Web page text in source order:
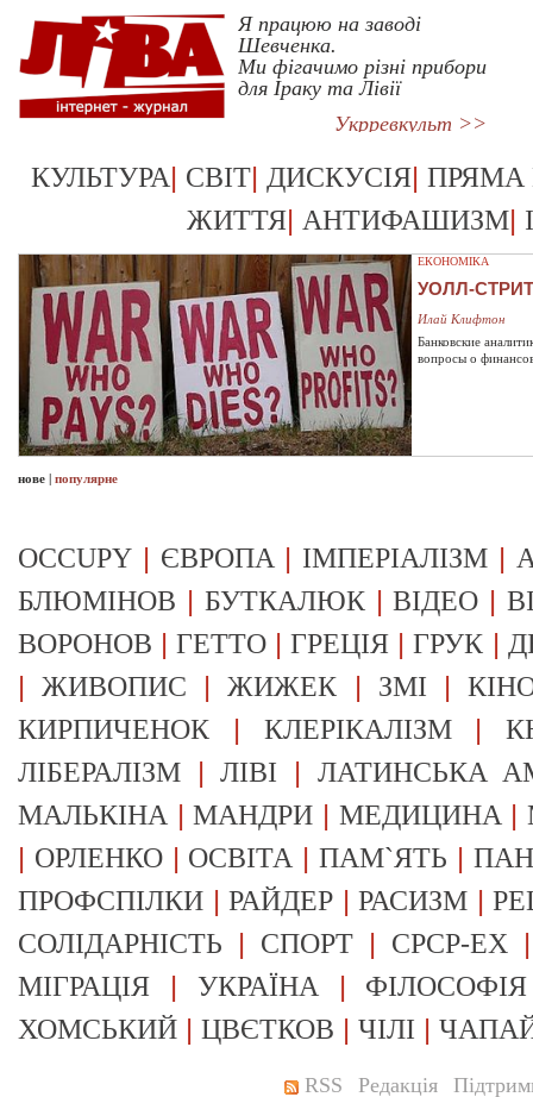
Я працюю на заводі
Шевченка.
Ми фігачимо різні прибори
для Іраку та Лівії
Укрревкульт >>
КУЛЬТУРА| СВІТ| ДИСКУСІЯ| ПРЯМА
ЖИТТЯ| АНТИФАШИЗМ|
ЕКОНОМІКА
УОЛЛ-
Илай Клифтон
Банковские
вопросы о
нове | популярне
OCCUPY | ЄВРОПА | ІМПЕРІАЛІЗМ |
БЛЮМІНОВ | БУТКАЛЮК|ВІДЕО |
ВОРОНОВ |ГЕТТО |ГРЕЦІЯ |ГРУК |
|ЖИВОПИС |ЖИЖЕК | ЗМІ |
КИРПИЧЕНОК | КЛЕРІКАЛІЗМ|
ЛІБЕРАЛІЗМ |ЛІВІ | ЛАТИНСЬКА
МАЛЬКІНА |МАНДРИ | МЕДИЦИНА |
| ОРЛЕНКО| ОСВІТА |ПАМ`ЯТЬ |
ПРОФСПІЛКИ |РАЙДЕР |РАСИЗМ |
СОЛІДАРНІСТЬ | СПОРТ | СРСР-EX
МІГРАЦІЯ | УКРАЇНА | ФІЛОСОФІЯ
ХОМСЬКИЙ | ЦВЄТКОВ | ЧІЛІ |
RSS Редакція